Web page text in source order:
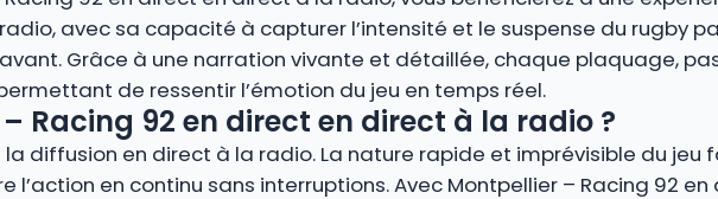
avec sa capacité à capturer l’intensité et le suspense du rugby
Grâce à une narration vivante et détaillée, chaque plaquage,
de ressentir l’émotion du jeu en temps réel.
Racing 92 en direct en direct à la radio ?
diffusion en direct à la radio. La nature rapide et imprévisible du jeu
l’action en continu sans interruptions. Avec Montpellier – Racing 92